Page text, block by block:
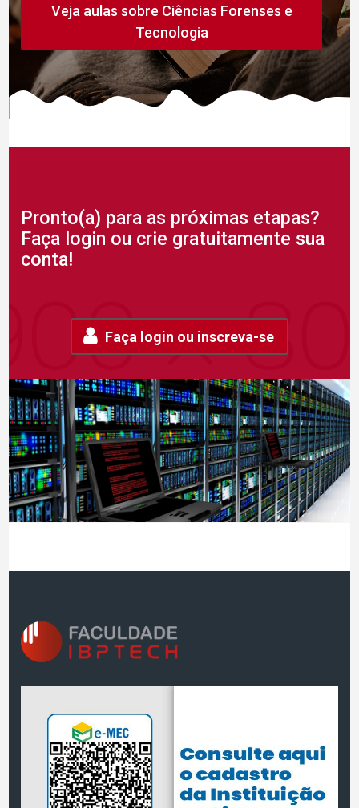
Veja aulas sobre Ciências Forenses e
Tecnologia
Pronto(a) para as próximas etapas?
Faça login ou crie gratuitamente sua
conta!
Faça login ou inscreva-se